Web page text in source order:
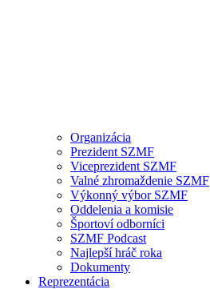
Organizácia
Prezident SZMF
Viceprezident SZMF
Valné zhromaždenie SZMF
Výkonný výbor SZMF
Oddelenia a komisie
Športoví odborníci
SZMF Podcast
Najlepší hráč roka
Dokumenty
Reprezentácia